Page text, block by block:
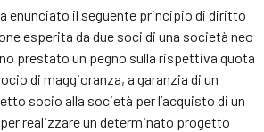
enunciato il seguente principio di diritto
esperita da due soci di una società neo
prestato un pegno sulla rispettiva quota
di maggioranza, a garanzia di un
socio alla società per l’acquisto di un
realizzare un determinato progetto